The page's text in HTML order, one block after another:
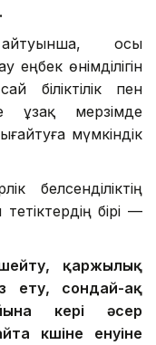
осы
өнімділігін
біліктілік пен
ұзақ мерзімде
мүмкіндік
белсенділіктің
бірі —
қаржылық
ету, сондай-ақ
кері әсер
күшіне енуіне